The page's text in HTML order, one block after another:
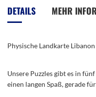
Bildergalerie
springen
DETAILS
Physische Landkarte Libanon
MEHR
Unsere Puzzles gibt es in
einen langen Spaß, gerade